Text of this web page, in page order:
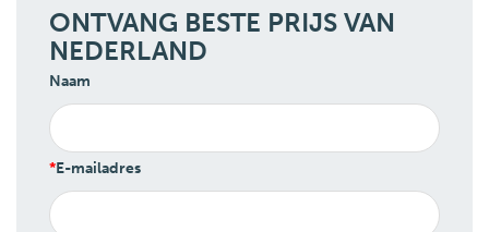
ONTVANG BESTE PRIJS VAN
NEDERLAND
Naam
E-mailadres